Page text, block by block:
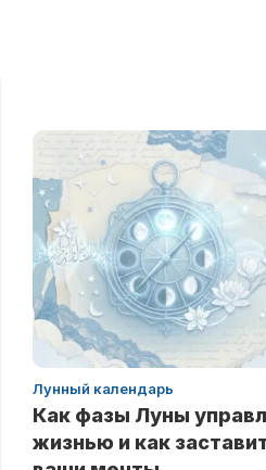
Лунный календарь
Как фазы Луны
жизнью и как